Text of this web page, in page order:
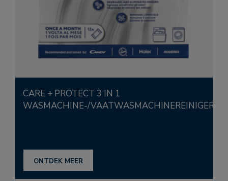
CARE + PROTECT 3 IN 1
WASMACHINE-/VAATWASMACHINEREINIGER
ONTDEK MEER